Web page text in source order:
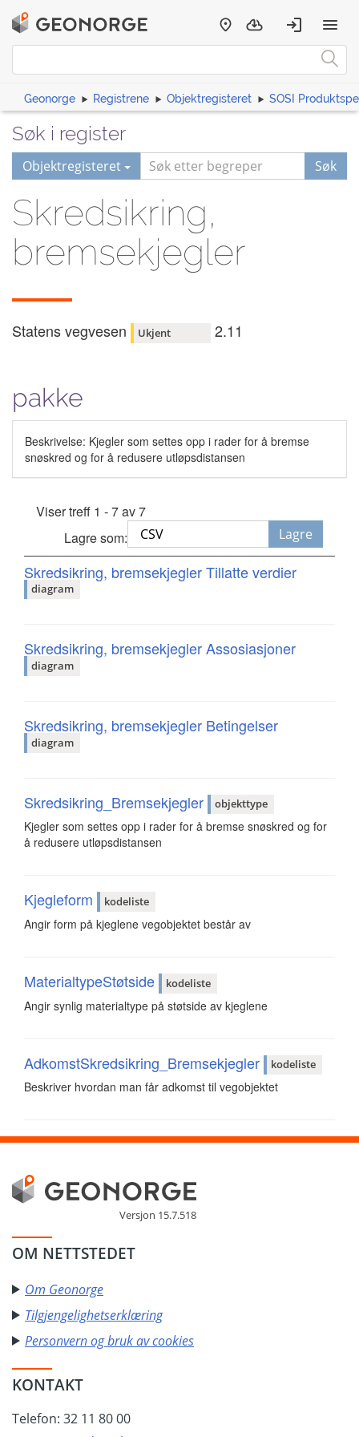
Geonorge Registrene Objektregisteret SOSI
Søk i register
Objektregisteret Søk
Skredsikring,
bremsekjegler
Statens vegvesen Ukjent 2.11
pakke
Beskrivelse: Kjegler som settes opp i rader for å bremse
snøskred og for å redusere utløpsdistansen
Viser treff 1 - 7 av 7
Lagre som:
Lagre
Skredsikring, bremsekjegler Tillatte verdier
diagram
Skredsikring, bremsekjegler Assosiasjoner
diagram
Skredsikring, bremsekjegler Betingelser
diagram
Skredsikring_Bremsekjegler objekttype
Kjegler som settes opp i rader for å bremse snøskred og for
å redusere utløpsdistansen
Kjegleform kodeliste
Angir form på kjeglene vegobjektet består av
MaterialtypeStøtside kodeliste
Angir synlig materialtype på støtside av kjeglene
AdkomstSkredsikring_Bremsekjegler kodeliste
Beskriver hvordan man får adkomst til vegobjektet